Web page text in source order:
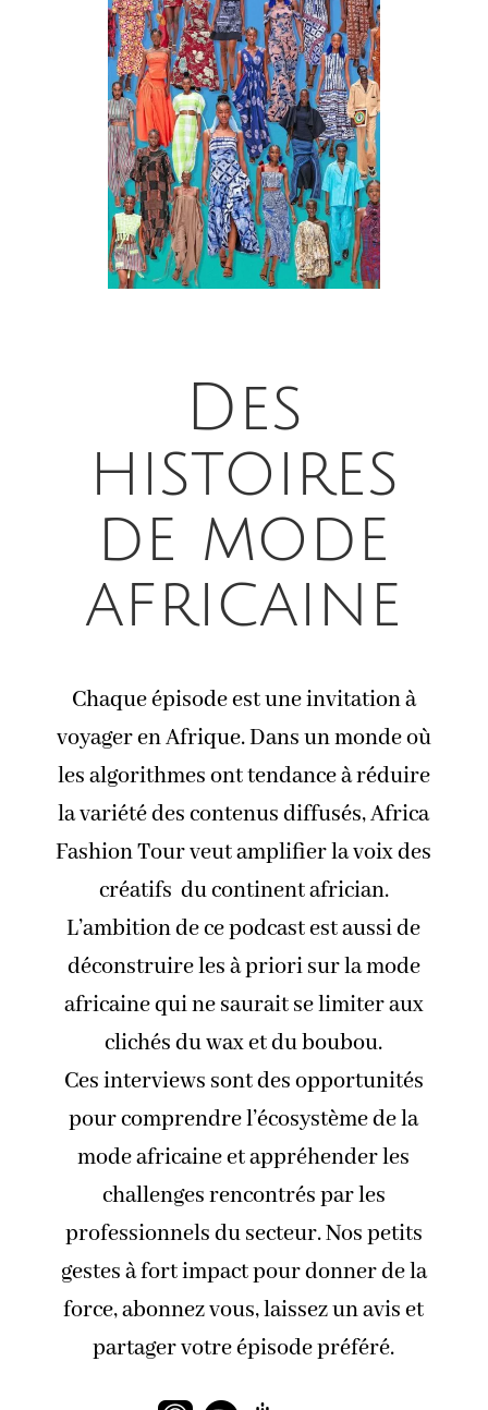
Des
histoires
de mode
africaine
Chaque épisode est une invitation à
voyager en Afrique. Dans un monde où
les algorithmes ont tendance à réduire
la variété des contenus diffusés, Africa
Fashion Tour veut amplifier la voix des
créatifs du continent africian.
L’ambition de ce podcast est aussi de
déconstruire les à priori sur la mode
africaine qui ne saurait se limiter aux
clichés du wax et du boubou.
Ces interviews sont des opportunités
pour comprendre l’écosystème de la
mode africaine et appréhender les
challenges rencontrés par les
professionnels du secteur. Nos petits
gestes à fort impact pour donner de la
force, abonnez vous, laissez un avis et
partager votre épisode préféré.